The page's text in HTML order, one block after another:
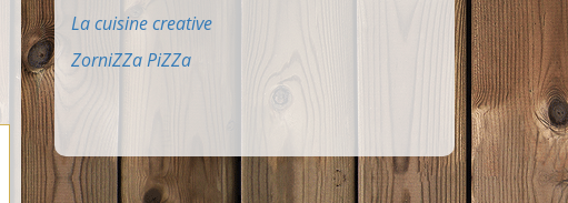
La cuisine creative
ZorniZZa PiZZa